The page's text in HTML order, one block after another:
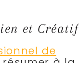
et Créatif
de